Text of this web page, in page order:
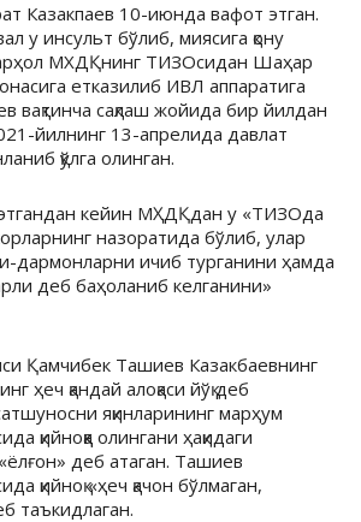
Казакпаев 10-июнда вафот этган.
у инсульт бўлиб, миясига қону
МХДҚнинг ТИЗОсидан Шаҳар
етказилиб ИВЛ аппаратига
вақтинча сақлаш жойида бир йилдан
йилнинг 13-апрелида давлат
қўлга олинган.
кейин МҲДҚдан у «ТИЗОда
назоратида бўлиб, улар
дармонларни ичиб турганини ҳамда
деб баҳоланиб келганини»
Қамчибек Ташиев Казакбаевнинг
ҳеч қандай алоқаси йўқ деб
яқинларининг марҳум
қийноққа олингани ҳақидаги
деб атаган. Ташиев
қийноқ «ҳеч қачон бўлмаган,
таъкидлаган.